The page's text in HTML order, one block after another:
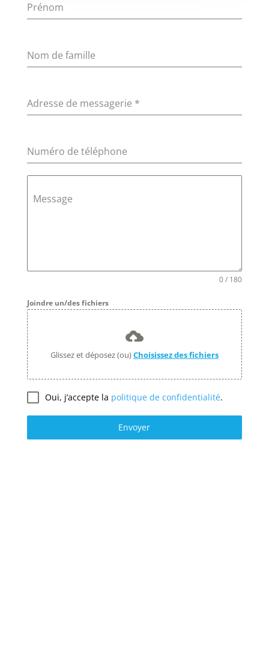
Prénom
Nom de famille
Adresse de messagerie *
Numéro de téléphone
Message
0 / 180
Joindre un/des fichiers
Glissez et déposez (ou)Choisissez des fichiers
Oui, j’accepte la politique de confidentialité.
Envoyer